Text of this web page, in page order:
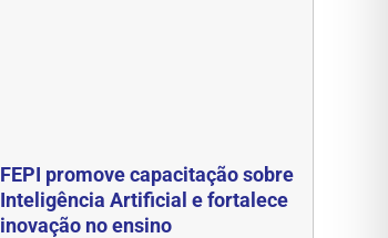
FEPI promove capacitação sobre
Inteligência Artificial e fortalece
inovação no ensino